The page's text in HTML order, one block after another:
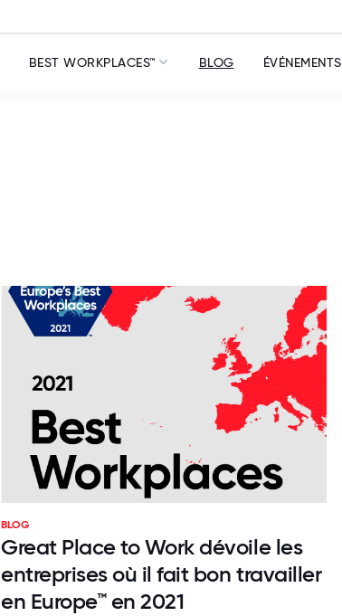
BEST WORKPLACES™ BLOG ÉVÉNEMENTS
BLOG
Great Place to Work dévoile les
entreprises où il fait bon travailler
en Europe™ en 2021